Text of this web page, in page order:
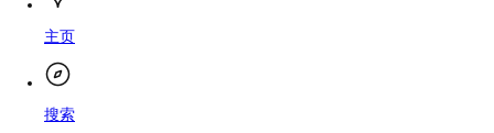
主页
搜索